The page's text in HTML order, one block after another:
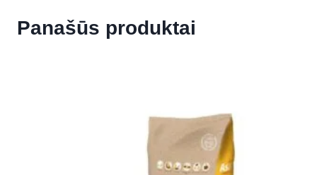
Panašūs produktai